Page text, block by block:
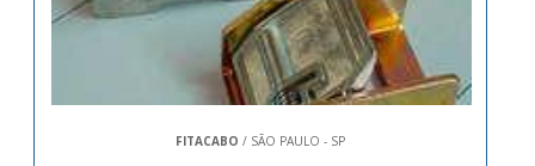
FITACABO / SÃO PAULO - SP